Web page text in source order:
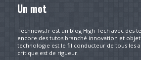
Un mot
Technews.fr est un blog High Tech avec des
encore des tutos branché innovation et
technologie est le fil conducteur de tous les
critique est de rigueur.